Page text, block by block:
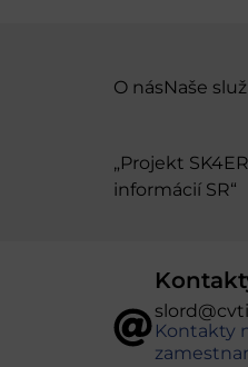
O násNaše
„Projekt
informácií SR“
Kontakty